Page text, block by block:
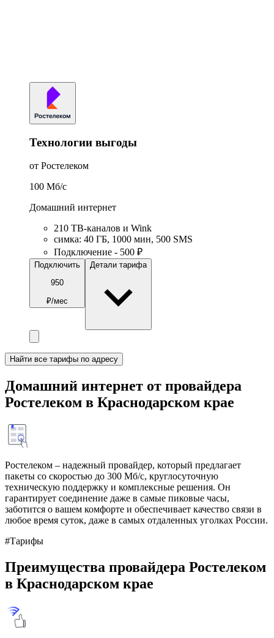
Технологии выгоды
от Ростелеком
100 Мб/c
Домашний интернет
210 ТВ-каналов и Wink
симка: 40 ГБ, 1000 мин, 500 SMS
Подключение - 500 ₽
Подключить
950
₽/мес
Детали тарифа
Найти все тарифы по адресу
Домашний интернет от провайдера
Ростелеком в Краснодарском крае
Ростелеком – надежный провайдер, который предлагает
пакеты со скоростью до 300 Мб/с, круглосуточную
техническую поддержку и комплексные решения. Он
гарантирует соединение даже в самые пиковые часы,
заботится о вашем комфорте и обеспечивает качество связи в
любое время суток, даже в самых отдаленных уголках России.
#Тарифы
Преимущества провайдера Ростелеком
в Краснодарском крае